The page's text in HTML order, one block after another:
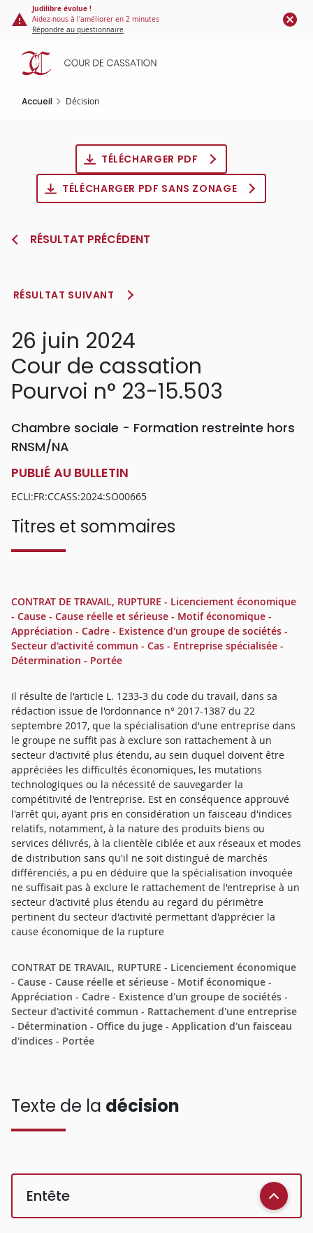
Panneau de gestion des cookies
contenu
principal
Judilibre évolue !
Aidez-nous à l'améliorer en 2 minutes
Répondre au questionnaire
Accueil Décision
TÉLÉCHARGER PDF
TÉLÉCHARGER PDF SANS ZONAGE
RÉSULTAT PRÉCÉDENT
RÉSULTAT SUIVANT
26 juin 2024
Cour de cassation
Pourvoi n° 23-15.503
Chambre sociale - Formation restreinte hors
RNSM/NA
PUBLIÉ AU BULLETIN
ECLI:FR:CCASS:2024:SO00665
Titres et sommaires
CONTRAT DE TRAVAIL, RUPTURE - Licenciement économique
- Cause - Cause réelle et sérieuse - Motif économique -
Appréciation - Cadre - Existence d'un groupe de sociétés -
Secteur d'activité commun - Cas - Entreprise spécialisée -
Détermination - Portée
Il résulte de l'article L. 1233-3 du code du travail, dans sa
rédaction issue de l'ordonnance n° 2017-1387 du 22
septembre 2017, que la spécialisation d'une entreprise dans
le groupe ne suffit pas à exclure son rattachement à un
secteur d'activité plus étendu, au sein duquel doivent être
appréciées les difficultés économiques, les mutations
technologiques ou la nécessité de sauvegarder la
compétitivité de l'entreprise. Est en conséquence approuvé
l'arrêt qui, ayant pris en considération un faisceau d'indices
relatifs, notamment, à la nature des produits biens ou
services délivrés, à la clientèle ciblée et aux réseaux et modes
de distribution sans qu'il ne soit distingué de marchés
différenciés, a pu en déduire que la spécialisation invoquée
ne suffisait pas à exclure le rattachement de l'entreprise à un
secteur d'activité plus étendu au regard du périmètre
pertinent du secteur d'activité permettant d'apprécier la
cause économique de la rupture
CONTRAT DE TRAVAIL, RUPTURE - Licenciement économique
- Cause - Cause réelle et sérieuse - Motif économique -
Appréciation - Cadre - Existence d'un groupe de sociétés -
Secteur d'activité commun - Rattachement d'une entreprise
- Détermination - Office du juge - Application d'un faisceau
d'indices - Portée
Texte de la décision
Entête